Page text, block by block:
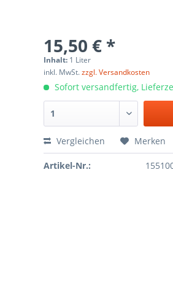
15,50 € *
Inhalt: 1 Liter
inkl. MwSt.zzgl. Versandkosten
Sofort versandfertig,
Vergleichen Merken
Artikel-Nr.: